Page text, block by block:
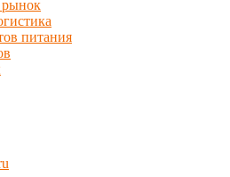
рынок
питания